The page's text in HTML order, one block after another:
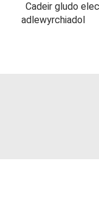
Cadeir gludo
adlewyrchiadol